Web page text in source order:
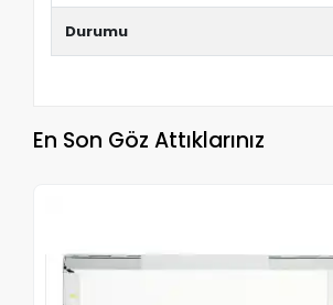
Durumu
En Son Göz Attıklarınız